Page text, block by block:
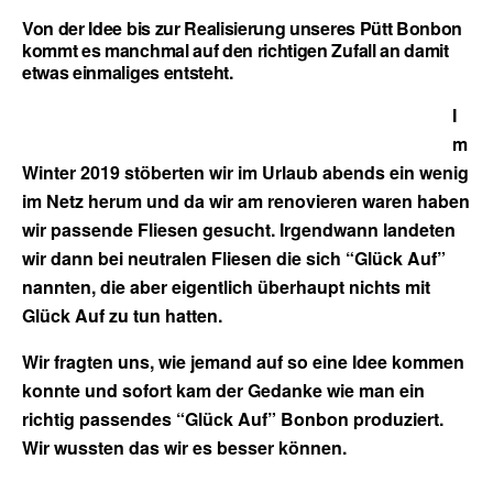
Von der Idee bis zur Realisierung unseres Pütt Bonbon
kommt es manchmal auf den richtigen Zufall an damit
etwas einmaliges entsteht.
I
m
Winter 2019 stöberten wir im Urlaub abends ein wenig
im Netz herum und da wir am renovieren waren haben
wir passende Fliesen gesucht. Irgendwann landeten
wir dann bei neutralen Fliesen die sich “Glück Auf”
nannten, die aber eigentlich überhaupt nichts mit
Glück Auf zu tun hatten.
Wir fragten uns, wie jemand auf so eine Idee kommen
konnte und sofort kam der Gedanke wie man ein
richtig passendes “Glück Auf” Bonbon produziert.
Wir wussten das wir es besser können.